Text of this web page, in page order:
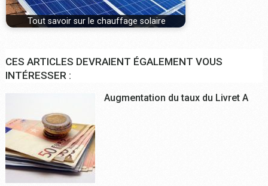
Tout savoir sur le chauffage solaire
CES ARTICLES DEVRAIENT ÉGALEMENT VOUS
INTÉRESSER :
Augmentation du taux du Livret A